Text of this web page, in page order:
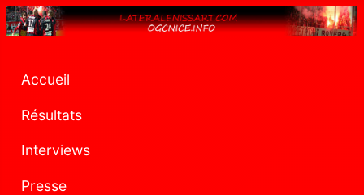
Accueil
Résultats
Interviews
Presse